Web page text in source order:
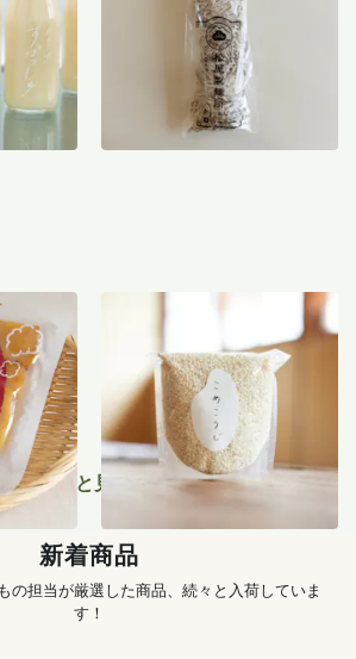
3,560
950円
仁井田本家の米糀 500g
もっと見る
新着商品
の担当が厳選した商品、続々と入荷していま
す！